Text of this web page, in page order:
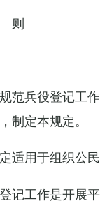
则
范兵役登记工
制定本规定。
适用于组织公
记工作是开展